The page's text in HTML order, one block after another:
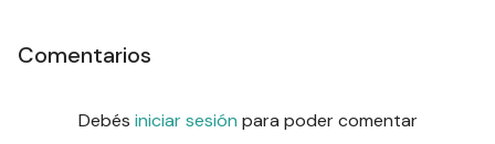
Comentarios
Debés iniciar sesión para poder comentar